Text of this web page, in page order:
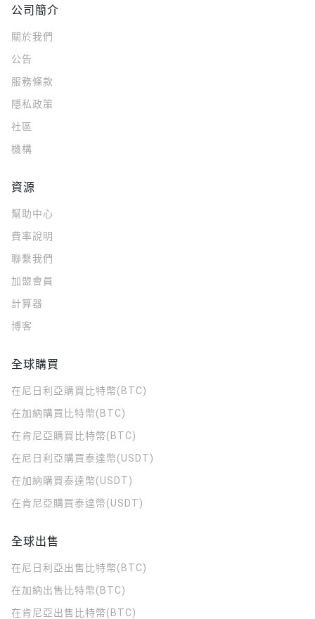
公司簡介
關於我們
公告
服務條款
隱私政策
社區
機構
資源
幫助中心
費率說明
聯繫我們
加盟會員
計算器
博客
全球購買
在尼日利亞購買比特幣(BTC)
在加納購買比特幣(BTC)
在肯尼亞購買比特幣(BTC)
在尼日利亞購買泰達幣(USDT)
在加納購買泰達幣(USDT)
在肯尼亞購買泰達幣(USDT)
全球出售
在尼日利亞出售比特幣(BTC)
在加納出售比特幣(BTC)
在肯尼亞出售比特幣(BTC)